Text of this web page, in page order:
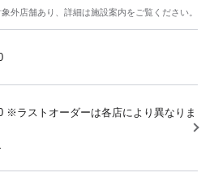
外店舗あり、詳細は施設案内をご覧ください。
※ラストオーダーは各店により異なりま